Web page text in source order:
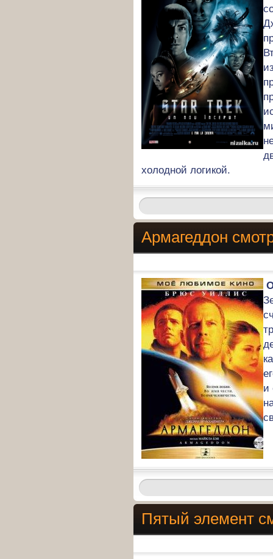
холодной логикой.
Армагеддон
и
Пятый элемент